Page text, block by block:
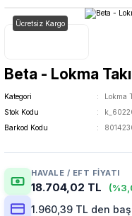
Ücretsiz Kargo
Beta - Lokma
Kategori
Lokma
Stok Kodu
Barkod Kodu
HAVALE / EFT FIYATI
18.704,02 TL
1.960,39 TL den